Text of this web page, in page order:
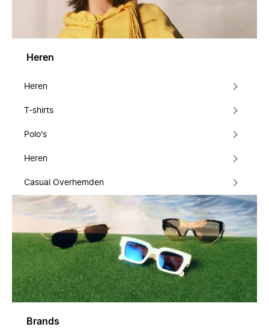
Heren
Heren
T-shirts
Polo's
Heren
Casual Overhemden
Brands